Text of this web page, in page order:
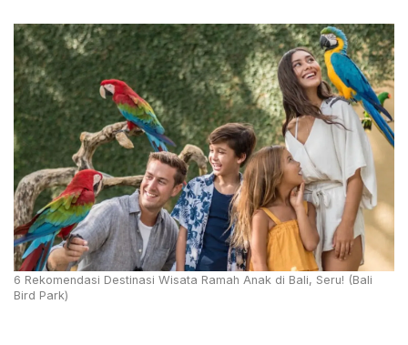
6 Rekomendasi Destinasi Wisata Ramah Anak di Bali, Seru! (Bali
Bird Park)